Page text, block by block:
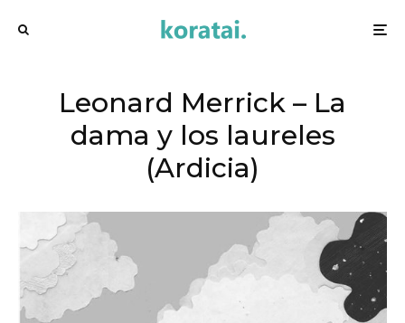
Leonard Merrick – La
dama y los laureles
(Ardicia)